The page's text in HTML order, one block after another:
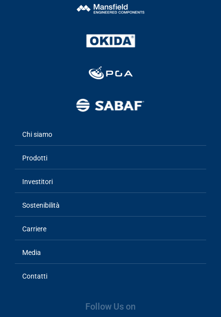
Main
navigation
Chi siamo
Prodotti
Investitori
Sostenibilità
Carriere
Media
Contatti
Follow Us on